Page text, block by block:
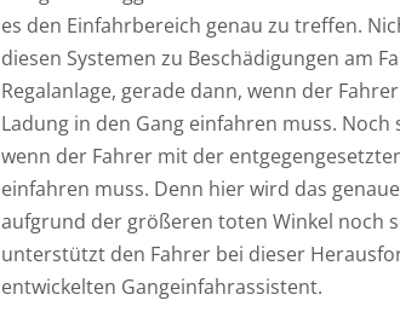
es den Einfahrbereich genau zu treffen.
diesen Systemen zu Beschädigungen am
Regalanlage, gerade dann, wenn der
Ladung in den Gang einfahren muss.
wenn der Fahrer mit der
einfahren muss. Denn hier wird das
aufgrund der größeren toten Winkel noch
unterstützt den Fahrer bei dieser
entwickelten Gangeinfahrassistent.